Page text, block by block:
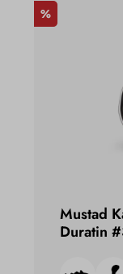
%
Mustad
Duratin